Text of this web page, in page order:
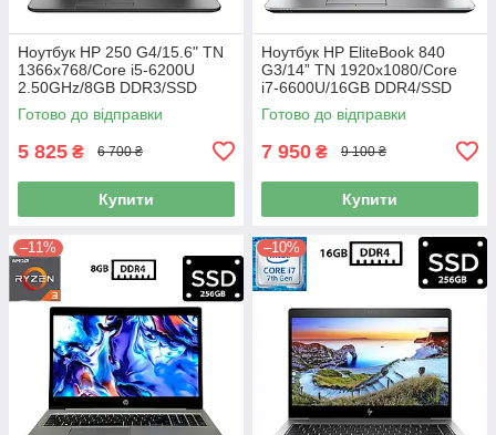
Ноутбук HP 250 G4/15.6" TN
1366x768/Core i5-6200U
2.50GHz/8GB DDR3/SSD
128GB/HD Graphics 520/
Камера Б/В
Готово до відправки
5 825 ₴ 6 700 ₴
Купити
Ноутбук HP EliteBook 840
G3/14” TN 1920x1080/Core
i7-6600U/16GB DDR4/SSD
256GB+HDD 500GB/HD
Graphics 520/Камера Б/В
Готово до відправки
7 950 ₴ 9 100 ₴
Купити
–11% –10%